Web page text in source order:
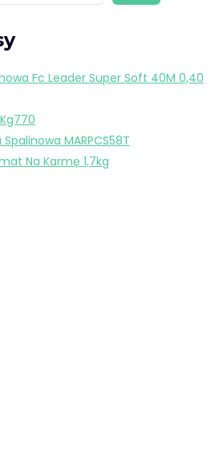
Fc Leader Super Soft 40M 0,40
MARPCS58T
Na Karmę 1,7kg